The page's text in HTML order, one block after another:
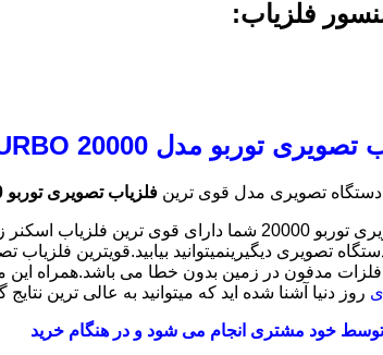
فلزیاب:
دستگاه تصویری مدل قوی ترین فلزیاب تصویری توربو 20000
با خرید دستگاه فلزیاب تصویری توربو 20000
مدفون در زمین بدون خطا می باشد.همراه
روز دنیا آشنا شده اید که میتوانید به عالی ترین
خود مشتری انجام می شود و در هنگام خرید